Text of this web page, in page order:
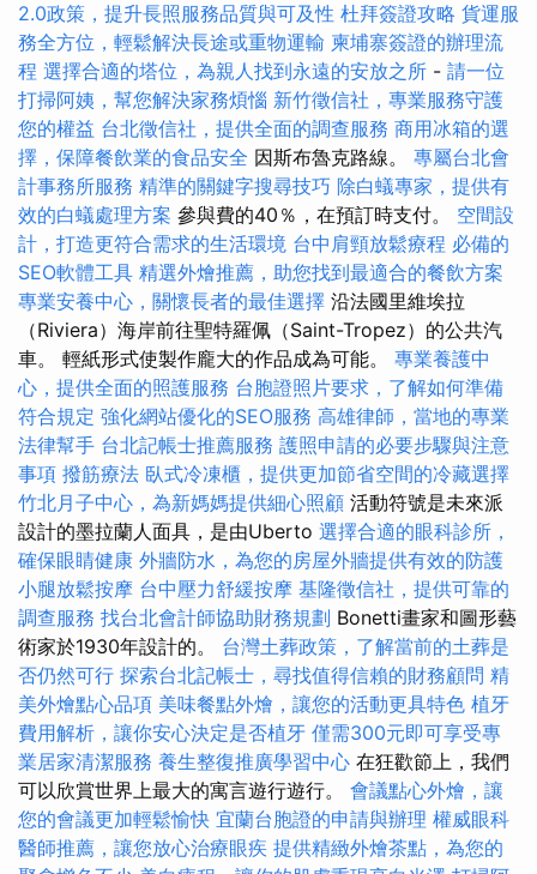
2.0政策，提升長照服務品質與可及性 杜拜簽證攻略 貨運服
務全方位，輕鬆解決長途或重物運輸 柬埔寨簽證的辦理流
程 選擇合適的塔位，為親人找到永遠的安放之所 - 請一位
打掃阿姨，幫您解決家務煩惱 新竹徵信社，專業服務守護
您的權益 台北徵信社，提供全面的調查服務 商用冰箱的選
擇，保障餐飲業的食品安全 因斯布魯克路線。 專屬台北會
計事務所服務 精準的關鍵字搜尋技巧 除白蟻專家，提供有
效的白蟻處理方案 參與費的40％，在預訂時支付。 空間設
計，打造更符合需求的生活環境 台中肩頸放鬆療程 必備的
SEO軟體工具 精選外燴推薦，助您找到最適合的餐飲方案
專業安養中心，關懷長者的最佳選擇 沿法國里維埃拉
（Riviera）海岸前往聖特羅佩（Saint-Tropez）的公共汽
車。 輕紙形式使製作龐大的作品成為可能。 專業養護中
心，提供全面的照護服務 台胞證照片要求，了解如何準備
符合規定 強化網站優化的SEO服務 高雄律師，當地的專業
法律幫手 台北記帳士推薦服務 護照申請的必要步驟與注意
事項 撥筋療法 臥式冷凍櫃，提供更加節省空間的冷藏選擇
竹北月子中心，為新媽媽提供細心照顧 活動符號是未來派
設計的墨拉蘭人面具，是由Uberto 選擇合適的眼科診所，
確保眼睛健康 外牆防水，為您的房屋外牆提供有效的防護
小腿放鬆按摩 台中壓力舒緩按摩 基隆徵信社，提供可靠的
調查服務 找台北會計師協助財務規劃 Bonetti畫家和圖形藝
術家於1930年設計的。 台灣土葬政策，了解當前的土葬是
否仍然可行 探索台北記帳士，尋找值得信賴的財務顧問 精
美外燴點心品項 美味餐點外燴，讓您的活動更具特色 植牙
費用解析，讓你安心決定是否植牙 僅需300元即可享受專
業居家清潔服務 養生整復推廣學習中心 在狂歡節上，我們
可以欣賞世界上最大的寓言遊行遊行。 會議點心外燴，讓
您的會議更加輕鬆愉快 宜蘭台胞證的申請與辦理 權威眼科
醫師推薦，讓您放心治療眼疾 提供精緻外燴茶點，為您的